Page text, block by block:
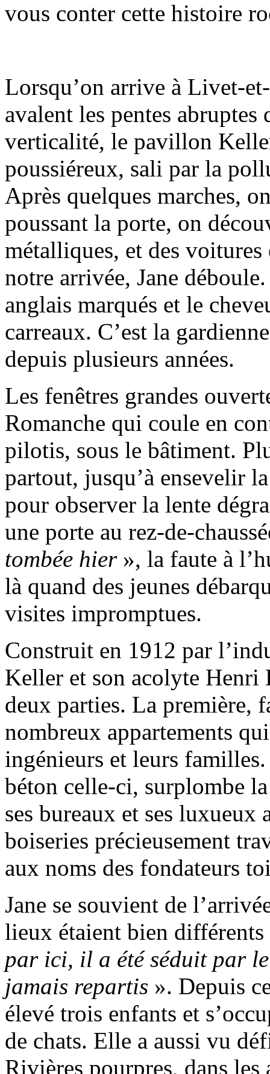
vous conter cette histoire
Lorsqu’on arrive à Livet-
avalent les pentes
verticalité, le pavillon
poussiéreux, sali par la
Après quelques marches,
poussant la porte, on
métalliques, et des
notre arrivée, Jane
anglais marqués et le
carreaux. C’est la
depuis plusieurs années.
Les fenêtres grandes
Romanche qui coule en
pilotis, sous le bâtiment.
partout, jusqu’à ensevelir
pour observer la lente
une porte au rez-de-
tombée hier», la faute à
là quand des jeunes
visites impromptues.
Construit en 1912 par
Keller et son acolyte
deux parties. La première,
nombreux appartements
ingénieurs et leurs
béton celle-ci, surplombe
ses bureaux et ses luxueux
boiseries précieusement
aux noms des fondateurs
Jane se souvient de
lieux étaient bien
par ici, il a été séduit par
jamais repartis ». Depuis
élevé trois enfants et
de chats. Elle a aussi vu
Rivières pourpres, dans